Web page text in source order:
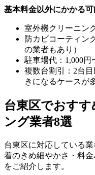
基本料金以外にかかる可
室外機クリーニン
防カビコーティン
の業者もあり）
駐車場代：1,000円
複数台割引：2台目
きになるケースが
台東区でおす
ング業者8選
台東区に対応している
着のきめ細やかさ・料
をご紹介します。